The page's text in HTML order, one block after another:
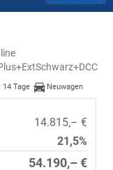
14 Tage Neuwagen
14.815,– €
21,5%
54.190,– €